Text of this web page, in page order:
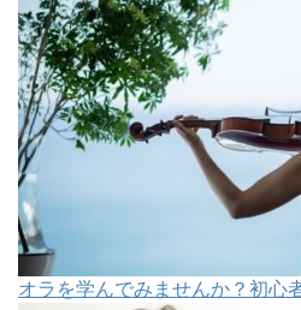
オラを学んでみませんか？初心